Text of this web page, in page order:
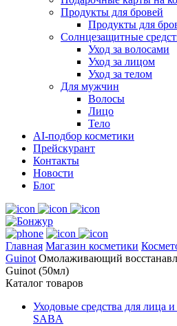
Продукты для бровей
Продукты для
Солнцезащитные
Уход за волосами
Уход за лицом
Уход за телом
Для мужчин
Волосы
Лицо
Тело
AI-подбор косметики
Прейскурант
Контакты
Новости
Блог
Главная Магазин косметики
Guinot Омолаживающий
Guinot (50мл)
Каталог товаров
Уходовые средства для лица
SABA